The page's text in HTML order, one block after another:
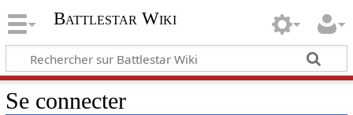
Battlestar Wiki
Se connecter